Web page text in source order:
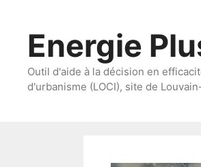
contenuEnergie
Outil d'aide à la décision en
d'urbanisme (LOCI), site de